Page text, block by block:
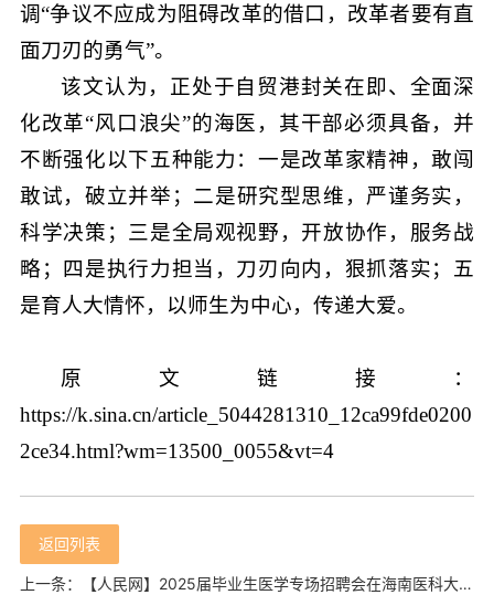
调“争议不应成为阻碍改革的借口，改革者要有直
面刀刃的勇气”。
该文认为，正处于自贸港封关在即、全面深
化改革“风口浪尖”的海医，其干部必须具备，并
不断强化以下五种能力：一是改革家精神，敢闯
敢试，破立并举；二是研究型思维，严谨务实，
科学决策；三是全局观视野，开放协作，服务战
略；四是执行力担当，刀刃向内，狠抓落实；五
是育人大情怀，以师生为中心，传递大爱。
原文链接：
https://k.sina.cn/article_5044281310_12ca99fde0200
2ce34.html?wm=13500_0055&vt=4
返回列表
上一条：【人民网】2025届毕业生医学专场招聘会在海南医科大学火热启幕